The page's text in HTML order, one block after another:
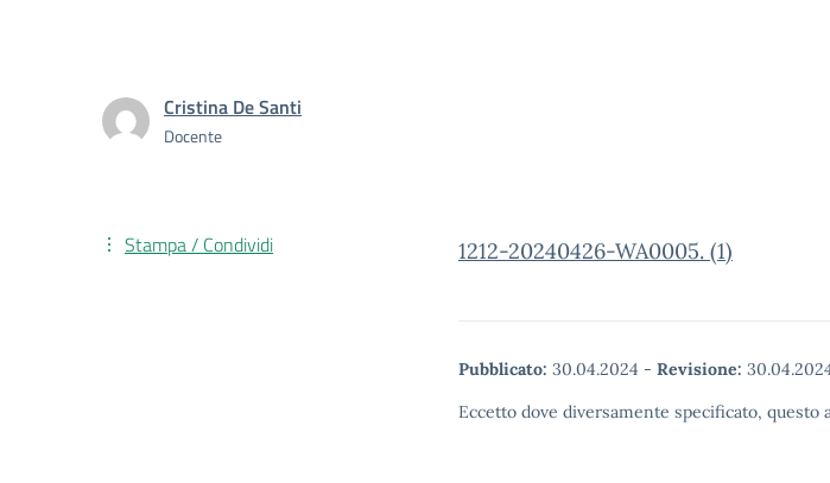
Cristina De Santi
Docente
1212-20240426-WA0005. (1)
Pubblicato: 30.04.2024 - Revisione:
Eccetto dove diversamente specificato,
Stampa / Condividi